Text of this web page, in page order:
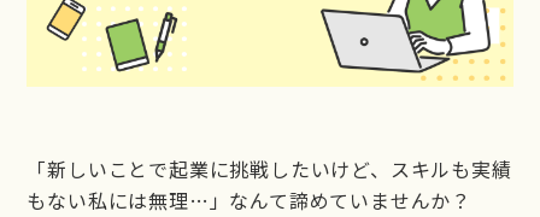
お問い合わせ
「新しいことで起業に挑戦したいけど、スキルも実績
もない私には無理…」なんて諦めていませんか？